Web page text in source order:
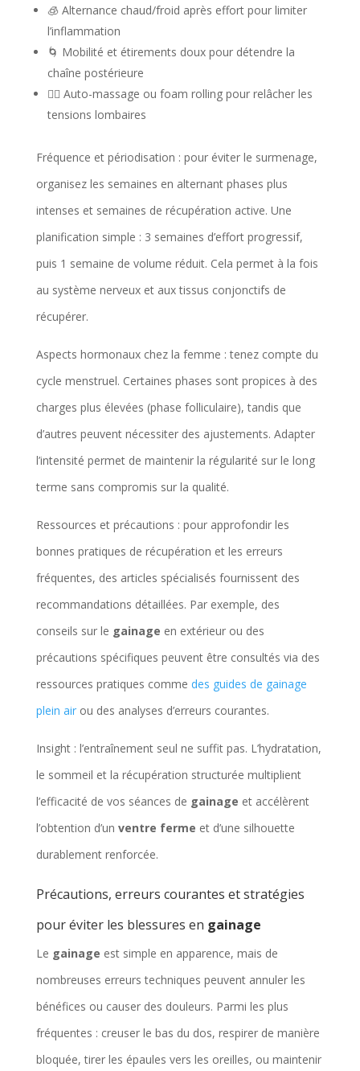
🧊 Alternance chaud/froid après effort pour limiter
l’inflammation
🌀 Mobilité et étirements doux pour détendre la
chaîne postérieure
💆‍♀️ Auto-massage ou foam rolling pour relâcher les
tensions lombaires
Fréquence et périodisation : pour éviter le surmenage,
organisez les semaines en alternant phases plus
intenses et semaines de récupération active. Une
planification simple : 3 semaines d’effort progressif,
puis 1 semaine de volume réduit. Cela permet à la fois
au système nerveux et aux tissus conjonctifs de
récupérer.
Aspects hormonaux chez la femme : tenez compte du
cycle menstruel. Certaines phases sont propices à des
charges plus élevées (phase folliculaire), tandis que
d’autres peuvent nécessiter des ajustements. Adapter
l’intensité permet de maintenir la régularité sur le long
terme sans compromis sur la qualité.
Ressources et précautions : pour approfondir les
bonnes pratiques de récupération et les erreurs
fréquentes, des articles spécialisés fournissent des
recommandations détaillées. Par exemple, des
conseils sur le gainage en extérieur ou des
précautions spécifiques peuvent être consultés via des
ressources pratiques comme des guides de gainage
plein airou des analyses d’erreurs courantes.
Insight : l’entraînement seul ne suffit pas. L’hydratation,
le sommeil et la récupération structurée multiplient
l’efficacité de vos séances de gainage et accélèrent
l’obtention d’un ventre ferme et d’une silhouette
durablement renforcée.
Précautions, erreurs courantes et stratégies
pour éviter les blessures en gainage
Le gainage est simple en apparence, mais de
nombreuses erreurs techniques peuvent annuler les
bénéfices ou causer des douleurs. Parmi les plus
fréquentes : creuser le bas du dos, respirer de manière
bloquée, tirer les épaules vers les oreilles, ou maintenir